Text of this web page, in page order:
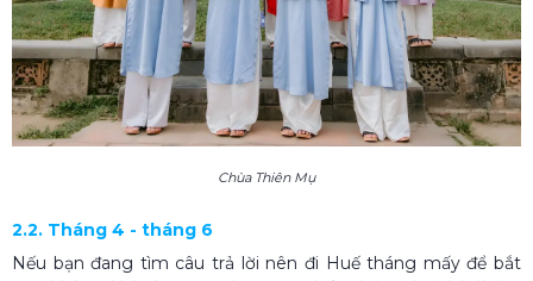
Chùa Thiên Mụ
2.2. Tháng 4 - tháng 6
Nếu bạn đang tìm câu trả lời nên đi Huế tháng mấy để bắt